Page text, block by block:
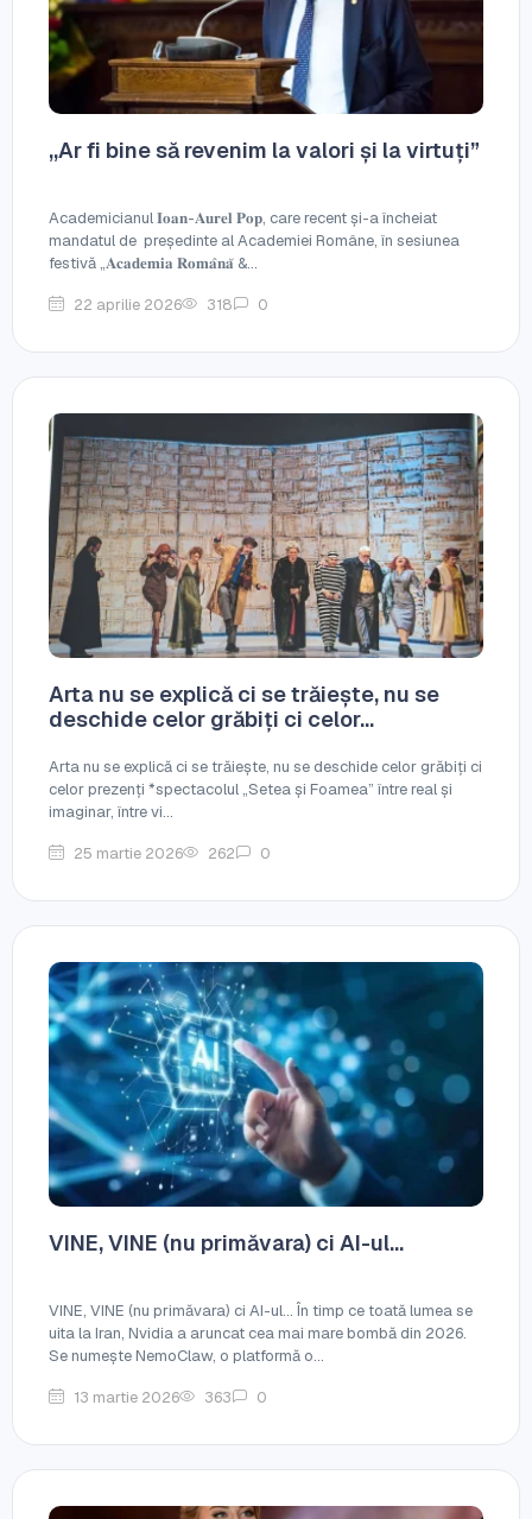
,,Ar fi bine să revenim la valori și la virtuți”
Academicianul 𝐈𝐨𝐚𝐧-𝐀𝐮𝐫𝐞𝐥 𝐏𝐨𝐩, care recent și-a încheiat
mandatul de președinte al Academiei Române, în sesiunea
festivă „𝐀𝐜𝐚𝐝𝐞𝐦𝐢𝐚 𝐑𝐨𝐦𝐚̂𝐧𝐚̆ &...
22 aprilie 2026 318 0
Arta nu se explică ci se trăiește, nu se
deschide celor grăbiți ci celor...
Arta nu se explică ci se trăiește, nu se deschide celor grăbiți ci
celor prezenți *spectacolul „Setea și Foamea” între real și
imaginar, între vi...
25 martie 2026 262 0
VINE, VINE (nu primăvara) ci AI-ul…
VINE, VINE (nu primăvara) ci AI-ul… În timp ce toată lumea se
uita la Iran, Nvidia a aruncat cea mai mare bombă din 2026.
Se numește NemoClaw, o platformă o...
13 martie 2026 363 0